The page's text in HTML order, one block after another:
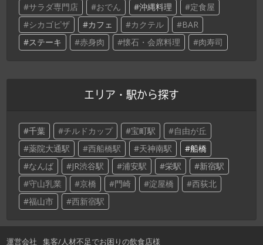
サラダ専門店
おでん 沖縄料理
定食屋
シカゴピザ
カフェ カクテル
BAR
ステーキ
赤身肉 懐石・会席料理 肉寿司
エリア・駅から探す
千葉 チルドカップ 宝町駅
自由が丘
薬院大通駅
西船橋駅 天神南駅
船橋
なんば
JR渋谷駅 浦安駅 栄駅
新宿駅
守山乳業
京橋 門崎 淀屋橋
西荻北
福山市
西新宿駅
運営会社 集客/人材不足でお困りの飲食店様